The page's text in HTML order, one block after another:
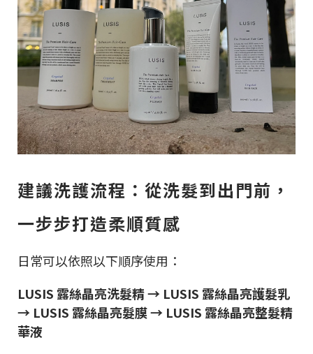
建議洗護流程：從洗髮到出門前，
一步步打造柔順質感
日常可以依照以下順序使用：
LUSIS 露絲晶亮洗髮精 → LUSIS 露絲晶亮護髮乳
→ LUSIS 露絲晶亮髮膜 → LUSIS 露絲晶亮整髮精
華液